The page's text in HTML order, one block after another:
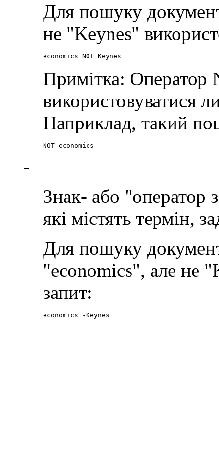
Для пошуку
не "Keynes"
economics NOT Keynes
Примітка: Оператор
використовуватися
Наприклад, такий
NOT economics
-
Знак- або "оператор
які містять термін,
Для пошуку
"economics", але не
запит:
economics -Keynes